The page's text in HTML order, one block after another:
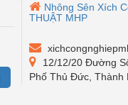
Nhông Sên Xích
THUẬT MHP
12/12/20 Đường
Phố Thủ Đức, Thành